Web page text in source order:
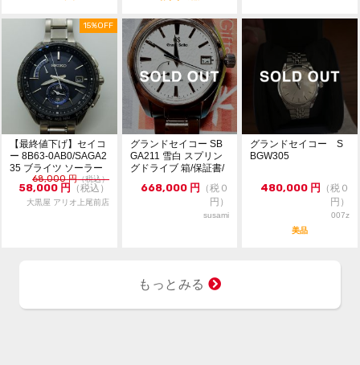
15%OFF
【最終値下げ】セイコ
ー 8B63-0AB0/SAGA2
35 ブライツ ソーラー
クォ...68,000 円（税込）
58,000 円 （税込）
大黒屋 アリオ上尾前店
グランドセイコー SB
GA211 雪白 スプリン
グドライブ 箱/保証書/
668,000 円 （税０
円）
susami
グランドセイコー S
BGW305
480,000 円 （税０
円）
007z
美品
もっとみる